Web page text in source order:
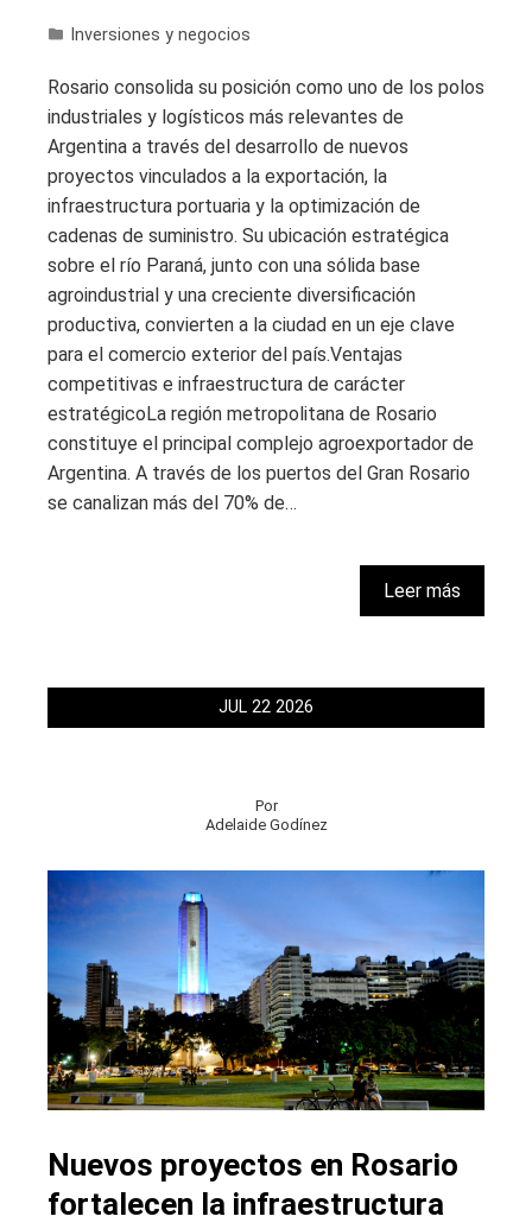
Inversiones y negocios
Rosario consolida su posición como uno de los polos
industriales y logísticos más relevantes de
Argentina a través del desarrollo de nuevos
proyectos vinculados a la exportación, la
infraestructura portuaria y la optimización de
cadenas de suministro. Su ubicación estratégica
sobre el río Paraná, junto con una sólida base
agroindustrial y una creciente diversificación
productiva, convierten a la ciudad en un eje clave
para el comercio exterior del país.Ventajas
competitivas e infraestructura de carácter
estratégicoLa región metropolitana de Rosario
constituye el principal complejo agroexportador de
Argentina. A través de los puertos del Gran Rosario
se canalizan más del 70% de…
Leer más
JUL 22 2026
Por
Adelaide Godínez
Nuevos proyectos en Rosario
fortalecen la infraestructura